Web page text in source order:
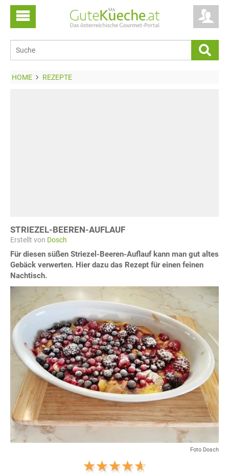
HOME REZEPTE
STRIEZEL-BEEREN-AUFLAUF
Erstellt von Dosch
Für diesen süßen Striezel-Beeren-Auflauf kann man gut altes
Gebäck verwerten. Hier dazu das Rezept für einen feinen
Nachtisch.
Foto Dosch